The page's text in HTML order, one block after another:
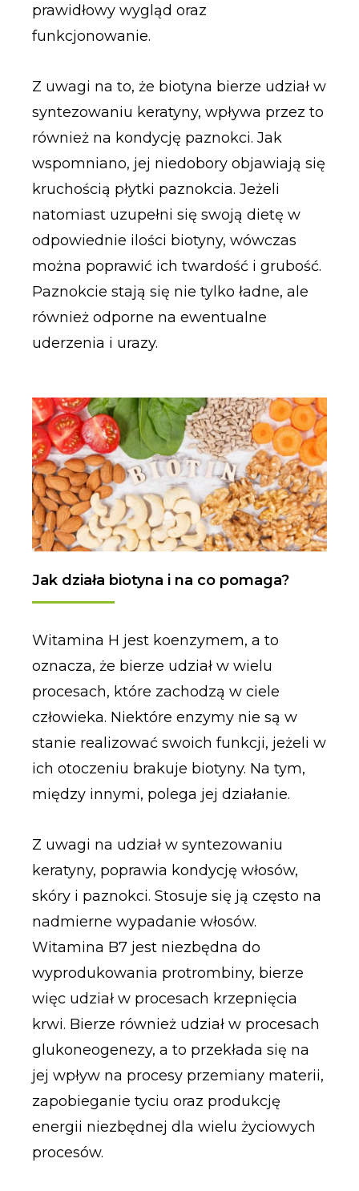
prawidłowy wygląd oraz
funkcjonowanie.
Z uwagi na to, że biotyna bierze udział w
syntezowaniu keratyny, wpływa przez to
również na kondycję paznokci. Jak
wspomniano, jej niedobory objawiają się
kruchością płytki paznokcia. Jeżeli
natomiast uzupełni się swoją dietę w
odpowiednie ilości biotyny, wówczas
można poprawić ich twardość i grubość.
Paznokcie stają się nie tylko ładne, ale
również odporne na ewentualne
uderzenia i urazy.
Jak działa biotyna i na co pomaga?
Witamina H jest koenzymem, a to
oznacza, że bierze udział w wielu
procesach, które zachodzą w ciele
człowieka. Niektóre enzymy nie są w
stanie realizować swoich funkcji, jeżeli w
ich otoczeniu brakuje biotyny. Na tym,
między innymi, polega jej działanie.
Z uwagi na udział w syntezowaniu
keratyny, poprawia kondycję włosów,
skóry i paznokci. Stosuje się ją często na
nadmierne wypadanie włosów.
Witamina B7 jest niezbędna do
wyprodukowania protrombiny, bierze
więc udział w procesach krzepnięcia
krwi. Bierze również udział w procesach
glukoneogenezy, a to przekłada się na
jej wpływ na procesy przemiany materii,
zapobieganie tyciu oraz produkcję
energii niezbędnej dla wielu życiowych
procesów.